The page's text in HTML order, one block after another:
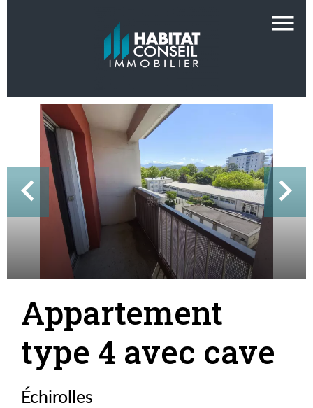
Appartement
type 4 avec cave
Échirolles